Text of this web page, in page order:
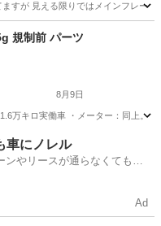
すが 見える限りではメインフレー
規制前 パーツ
8月9日
万キロ実働車 ・メーター：同上。
車にノレル
ンやリースが通らなくてもク
Ad